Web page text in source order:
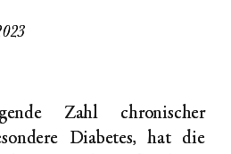
Zahl chronischer
Diabetes, hat die